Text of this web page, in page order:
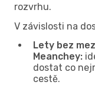
rozvrhu.
V závislosti na
Lety bez
Meanchey:
dostat co
cestě.